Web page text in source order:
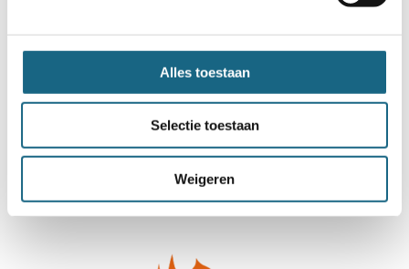
Alles toestaan
Selectie toestaan
Weigeren